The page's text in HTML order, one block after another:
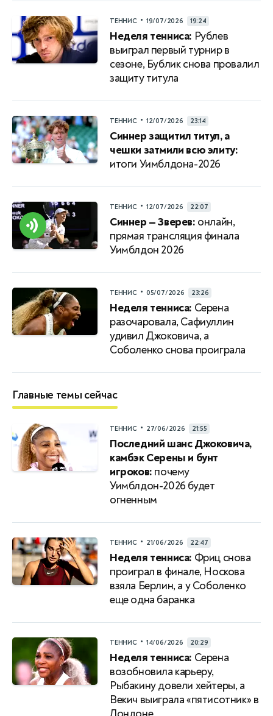
ТЕННИС • 19/07/2026 19:24
Неделя тенниса: Рублев
выиграл первый турнир в
сезоне, Бублик снова провалил
защиту титула
ТЕННИС • 12/07/2026 23:14
Синнер защитил титул, а
чешки затмили всю элиту:
итоги Уимблдона-2026
ТЕННИС • 12/07/2026 22:07
Синнер — Зверев: онлайн,
прямая трансляция финала
Уимблдон 2026
ТЕННИС • 05/07/2026 23:26
Неделя тенниса: Серена
разочаровала, Сафиуллин
удивил Джоковича, а
Соболенко снова проиграла
Главные темы сейчас
ТЕННИС • 27/06/2026 21:55
Последний шанс Джоковича,
камбэк Серены и бунт
игроков: почему
Уимблдон-2026 будет
огненным
ТЕННИС • 21/06/2026 22:47
Неделя тенниса: Фриц снова
проиграл в финале, Носкова
взяла Берлин, а у Соболенко
еще одна баранка
ТЕННИС • 14/06/2026 20:29
Неделя тенниса: Серена
возобновила карьеру,
Рыбакину довели хейтеры, а
Векич выиграла «пятисотник» в